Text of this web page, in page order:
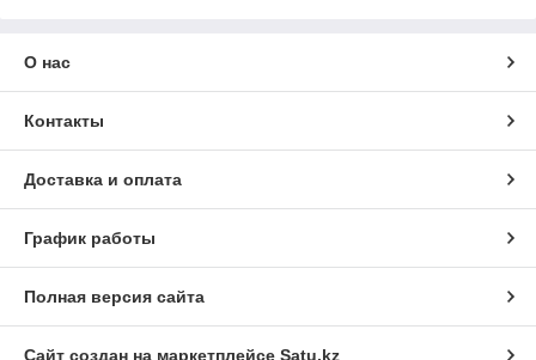
О нас
Контакты
Доставка и оплата
График работы
Полная версия сайта
Сайт создан на маркетплейсе Satu.kz